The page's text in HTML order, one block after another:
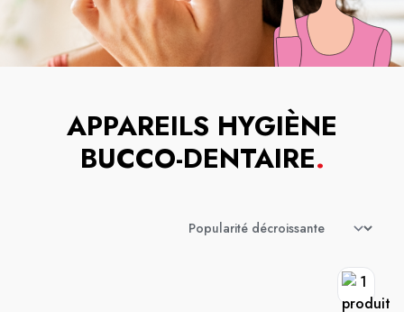
APPAREILS HYGIÈNE
BUCCO-DENTAIRE.